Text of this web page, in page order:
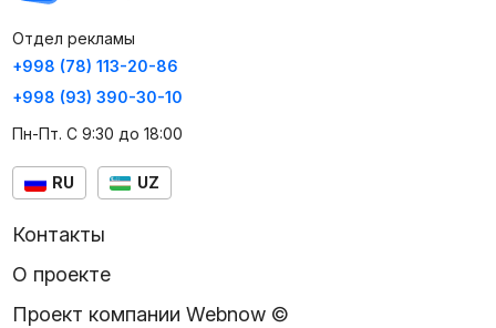
Отдел рекламы
+998 (78) 113-20-86
+998 (93) 390-30-10
Пн-Пт. С 9:30 до 18:00
RU UZ
Контакты
О проекте
Проект компании Webnow ©